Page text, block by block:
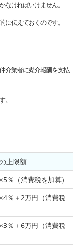
なければいけません。
伝えておくのです。
介業者に媒介報酬を支払
。
上限額
％（消費税を加算）
％＋2万円（消費税
％＋6万円（消費税